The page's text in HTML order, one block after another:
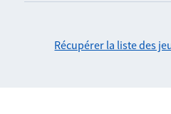
Récupérer la liste des